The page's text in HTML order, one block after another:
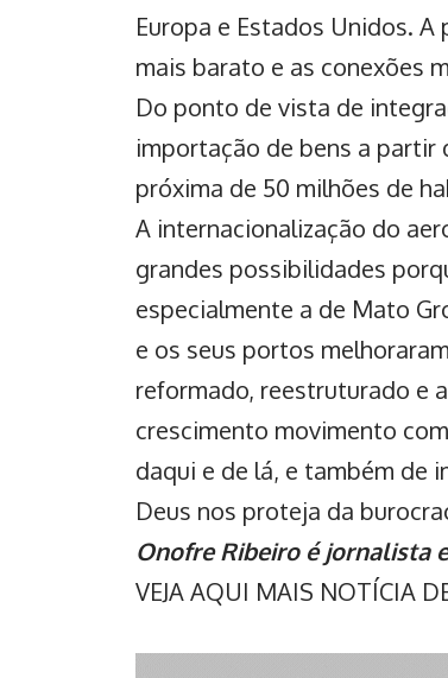
Europa e Estados Unidos.
mais barato e as conexões
Do ponto de vista de
importação de bens a partir
próxima de 50 milhões de
A internacionalização do
grandes possibilidades
especialmente a de Mato
e os seus portos
reformado, reestruturado e
crescimento movimento
daqui e de lá, e também de
Deus nos proteja da
Onofre Ribeiro é jornalista
VEJA AQUI MAIS NOTÍCIA